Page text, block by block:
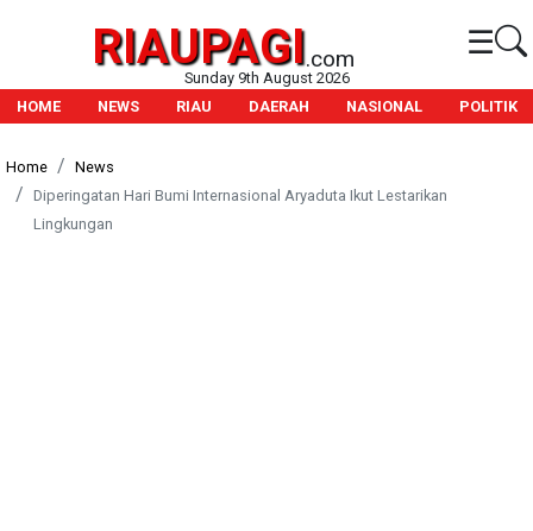
RIAUPAGI.com ☰
Sunday 9th August 2026
HOME
NEWS RIAU DAERAH NASIONAL POLITIK
Home
News
Diperingatan Hari Bumi Internasional Aryaduta Ikut Lestarikan
Lingkungan